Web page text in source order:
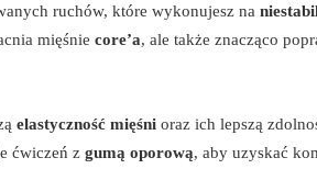
ruchów, które wykonujesz na
mięśnie core’a, ale także znacząco
elastyczność mięśni oraz ich lepszą
ćwiczeń z gumą oporową, aby uzyskać